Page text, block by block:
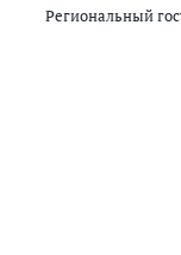
Региональный